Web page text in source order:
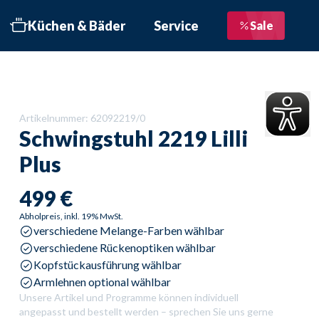
Küchen & Bäder
Göppingen
Geislingen
Schwäbisch
Service
Beratungstermin
Kontakt
Objektausstattung
Sale
Artikelnummer: 62092219/0
Schwingstuhl 2219 Lilli
Plus
499 €
Abholpreis, inkl. 19% MwSt.
verschiedene Melange-Farben wählbar
verschiedene Rückenoptiken wählbar
Kopfstückausführung wählbar
Armlehnen optional wählbar
Unsere Artikel und Programme können individuell
angepasst und bestellt werden – sprechen Sie uns gerne